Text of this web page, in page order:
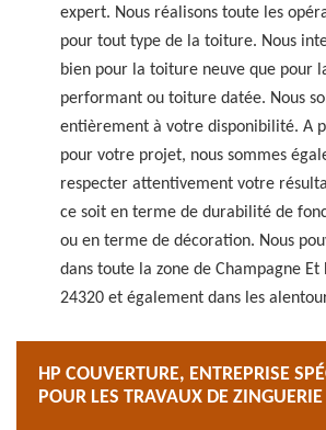
expert. Nous réalisons toute les
pour tout type de la toiture. Nous
bien pour la toiture neuve que pour
performant ou toiture datée. Nous
entièrement à votre disponibilité. A
pour votre projet, nous sommes
respecter attentivement votre
ce soit en terme de durabilité de
ou en terme de décoration. Nous
dans toute la zone de Champagne Et
24320 et également dans les
HP COUVERTURE, ENTREPRISE
POUR LES TRAVAUX DE